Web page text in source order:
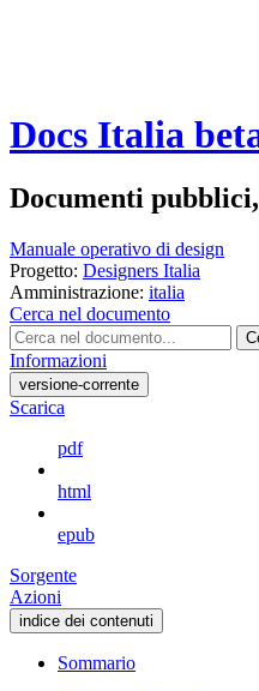
Docs Italia
Documenti
Manuale operativo di design
Progetto: Designers Italia
Amministrazione: italia
Cerca nel documento
Informazioni
versione-corrente
Scarica
pdf
html
epub
Sorgente
Azioni
indice dei contenuti
Sommario